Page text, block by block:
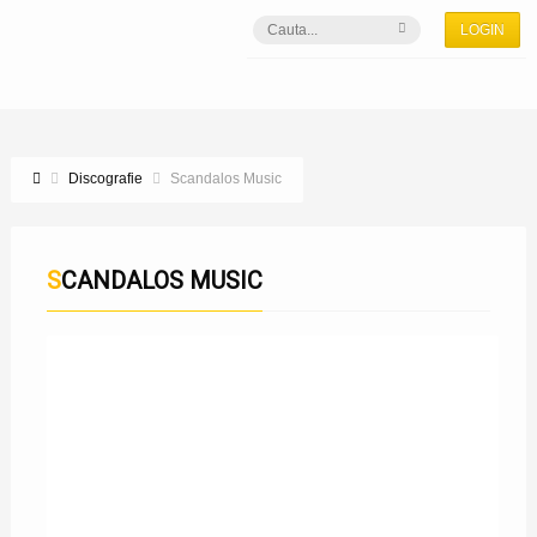
LOGIN
Discografie Scandalos Music
SCANDALOS MUSIC